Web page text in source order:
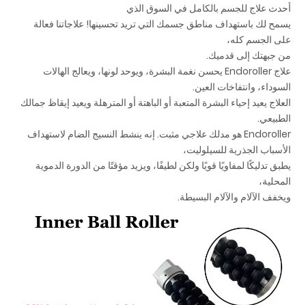
أحدث علاج للجسم بالكامل في السوق الذي
يسمح لك باستهداف مناطق جسمك التي تريد تحسينها! علاجاتنا فعالة
على الجسم كله،
من جبهتك إلى قدميك.
علاج Endoroller يحسن نغمة البشرة، ويوحد لونها، ويعالج الهالات
السوداء، وانتفاخات العين.
العلاج يعيد إحياء البشرة المتعبة أو الباهتة أو المترهلة ويعيد إيقاظ جمالك
الطبيعي.
Endoroller هو مدلك علاجي مثبت. إنه ينشط النسيج الضام لاستهداف
الأسباب الجذرية للسيلوليت،
يطبق تدليكًا لمفاويًا قويًا ولكن لطيفًا، ويزيد مؤقتًا من الدورة الدموية
المحلية،
ويخفف الآلام والآلام البسيطة.